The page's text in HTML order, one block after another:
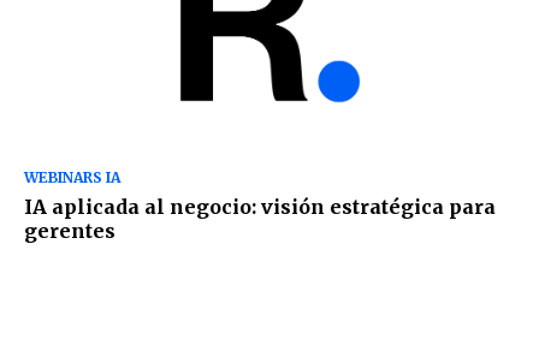
WEBINARS IA
IA aplicada al negocio: visión estratégica para
gerentes